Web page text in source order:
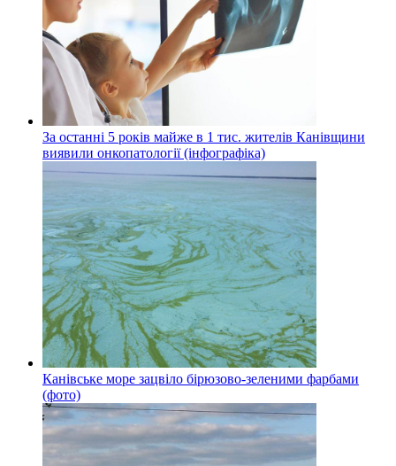
За останні 5 років майже в 1 тис. жителів Канівщини
виявили онкопатології (інфографіка)
Канівське море зацвіло бірюзово-зеленими фарбами
(фото)